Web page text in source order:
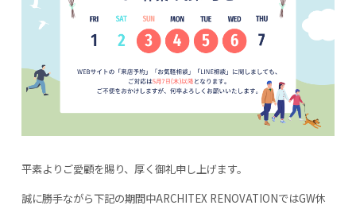
平素よりご愛顧を賜り、厚く御礼申し上げます。
誠に勝手ながら下記の期間中ARCHITEX RENOVATIONではGW休